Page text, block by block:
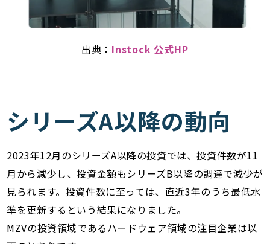
出典： Instock 公式HP
シリーズA以降の動向
2023年12月のシリーズA以降の投資では、投資件数が11
月から減少し、投資金額もシリーズB以降の調達で減少が
見られます。投資件数に至っては、直近3年のうち最低水
準を更新するという結果になりました。
MZVの投資領域であるハードウェア領域の注目企業は以